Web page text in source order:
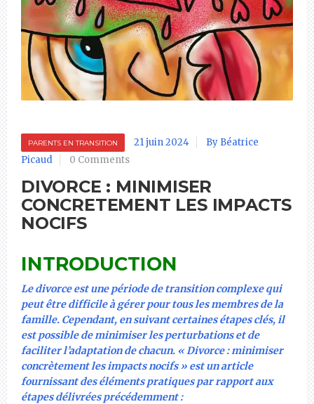
PARENTS EN TRANSITION 21 juin 2024
By Béatrice
Picaud
0 Comments
DIVORCE : MINIMISER
CONCRETEMENT LES IMPACTS
NOCIFS
INTRODUCTION
Le divorce est une période de transition complexe qui
peut être difficile à gérer pour tous les membres de la
famille. Cependant, en suivant certaines étapes clés, il
est possible de minimiser les perturbations et de
faciliter l’adaptation de chacun. « Divorce : minimiser
concrètement les impacts nocifs » est un article
fournissant des éléments pratiques par rapport aux
étapes délivrées précédemment :